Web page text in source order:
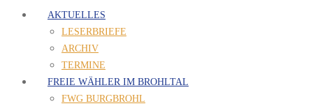
AKTUELLES
LESERBRIEFE
ARCHIV
TERMINE
FREIE WÄHLER IM BROHLTAL
FWG BURGBROHL